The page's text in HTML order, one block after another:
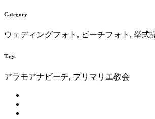
Category
ウェディングフォト, ビーチフォト, 挙式
Tags
アラモアナビーチ, プリマリエ教会